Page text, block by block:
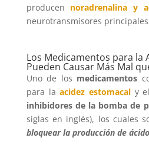
producen noradrenalina y
neurotransmisores
Los Medicamentos para la
Pueden Causar Más Mal
Uno de los medicamentos
para laacidez estomacaly el
inhibidores de la bomba de
siglas en inglés), los cuales
bloquear la producción de